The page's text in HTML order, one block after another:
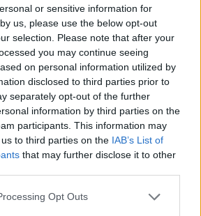
or sensitive information for
us, please use the below opt-out
selection. Please note that after your
you may continue seeing
on personal information utilized by
disclosed to third parties prior to
separately opt-out of the further
information by third parties on the
participants. This information may
to third parties on the IAB’s List of
that may further disclose it to other
website/app uses one or more Google
Opt Outs
10ετούς σύμβασης με τη
Κούρτη